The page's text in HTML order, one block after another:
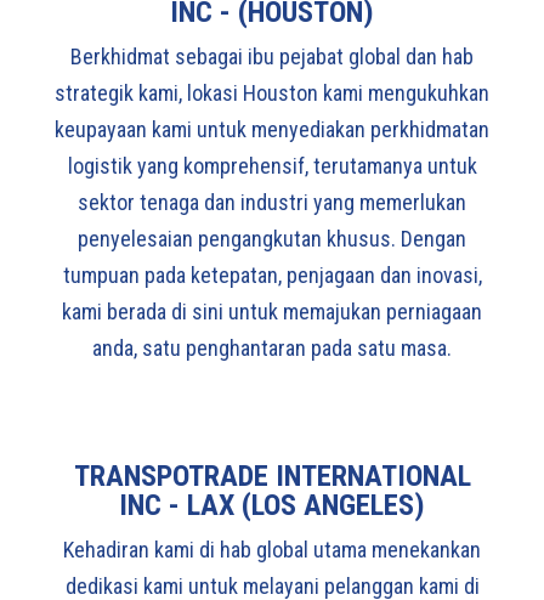
INC - (HOUSTON)
Berkhidmat sebagai ibu pejabat global dan hab
strategik kami, lokasi Houston kami mengukuhkan
keupayaan kami untuk menyediakan perkhidmatan
logistik yang komprehensif, terutamanya untuk
sektor tenaga dan industri yang memerlukan
penyelesaian pengangkutan khusus. Dengan
tumpuan pada ketepatan, penjagaan dan inovasi,
kami berada di sini untuk memajukan perniagaan
anda, satu penghantaran pada satu masa.
TRANSPOTRADE INTERNATIONAL
INC - LAX (LOS ANGELES)
Kehadiran kami di hab global utama menekankan
dedikasi kami untuk melayani pelanggan kami di